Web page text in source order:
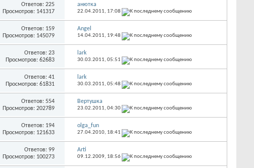
Ответов: 225
Просмотров: 141317
анютка
22.04.2011, 17:08
Ответов: 159
Просмотров: 145079
Angel
14.04.2011, 19:48
Ответов: 23
Просмотров: 62683
lark
30.03.2011, 05:51
Ответов: 41
Просмотров: 61831
lark
30.03.2011, 05:48
Ответов: 554
Просмотров: 202789
Вертушка
23.02.2011, 04:30
Ответов: 194
Просмотров: 121633
olga_fun
27.04.2010, 18:41
Ответов: 99
Просмотров: 100273
Arti
09.12.2009, 18:56